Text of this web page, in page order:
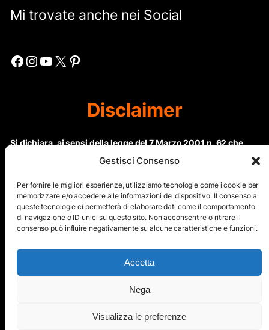
Gestisci Consenso
Per fornire le migliori esperienze, utilizziamo tecnologie come i cookie per
memorizzare e/o accedere alle informazioni del dispositivo. Il consenso a
queste tecnologie ci permetterà di elaborare dati come il comportamento
di navigazione o ID unici su questo sito. Non acconsentire o ritirare il
consenso può influire negativamente su alcune caratteristiche e funzioni.
Accetta
Nega
Visualizza le preferenze
Mi trovate anche nei Social
Facebook Instagram YouTube X Pinterest
Disclaimer
Si dichiara, ai sensi della legge del 7 Marzo 2001 n. 62 che
questo sito non rientra nella categoria di “Informazione
regolari. Le immagini dei collaboratori detentori del
Copyright © sono riproducibili solo dietro specifica
autorizzazione. Il contenuto del sito, comprensivo di testi e
immagini, eccetto dove espressamente specificato, è
protetto da Copyright © e non può essere riprodotto e
diffuso tramite nessun mezzo elettronico o cartaceo senza
esplicita autorizzazione scritta da parte dello staff di ”Il Mare
nel cuore”
Mappa del Sito